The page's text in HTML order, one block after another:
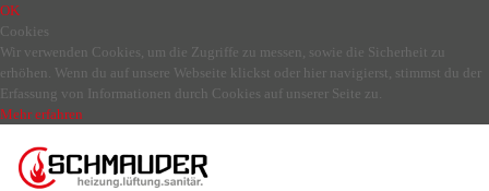
OK
Cookies
Wir verwenden Cookies, um die Zugriffe zu messen, sowie die Sicherheit zu
erhöhen. Wenn du auf unsere Webseite klickst oder hier navigierst, stimmst du der
Erfassung von Informationen durch Cookies auf unserer Seite zu.
Mehr erfahren